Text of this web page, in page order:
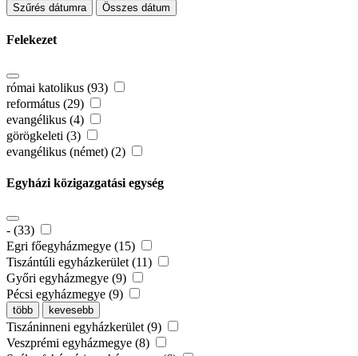
Szűrés dátumra Összes dátum
Felekezet
római katolikus (93)
református (29)
evangélikus (4)
görögkeleti (3)
evangélikus (német) (2)
Egyházi közigazgatási egység
- (33)
Egri főegyházmegye (15)
Tiszántúli egyházkerület (11)
Győri egyházmegye (9)
Pécsi egyházmegye (9)
több kevesebb
Tiszáninneni egyházkerület (9)
Veszprémi egyházmegye (8)